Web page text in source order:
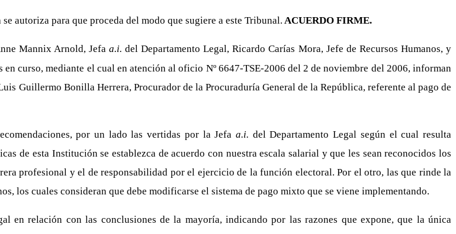
autoriza para que proceda del modo que sugiere a este Tribunal. ACUERDO FIRME.
Mannix Arnold, Jefa a.i.del Departamento Legal, Ricardo Carías Mora, Jefe de Recursos Humanos, y
curso, mediante el cual en atención al oficio Nº 6647-TSE-2006 del 2 de noviembre del 2006, informan
Guillermo Bonilla Herrera, Procurador de la Procuraduría General de la República, referente al pago de
por un lado las vertidas por la Jefa a.i. del Departamento Legal según el cual resulta
de esta Institución se establezca de acuerdo con nuestra escala salarial y que les sean reconocidos los
profesional y el de responsabilidad por el ejercicio de la función electoral. Por el otro, las que rinde la
los cuales consideran que debe modificarse el sistema de pago mixto que se viene implementando.
en relación con las conclusiones de la mayoría, indicando por las razones que expone, que la única